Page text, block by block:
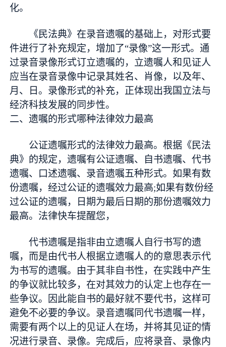
化。
《民法典》在录音遗嘱的基础上，对形式要
件进行了补充规定，增加了“录像”这一形式。通
过录音录像形式订立遗嘱的，立遗嘱人和见证人
应当在录音录像中记录其姓名、肖像，以及年、
月、日。录像形式的补充，正体现出我国立法与
经济科技发展的同步性。
二、遗嘱的形式哪种法律效力最高
公证遗嘱形式的法律效力最高。根据《民法
典》的规定，遗嘱有公证遗嘱、自书遗嘱、代书
遗嘱、口述遗嘱、录音遗嘱五种形式。如果有数
份遗嘱，经过公证的遗嘱效力最高;如果有数份经
过公证的遗嘱，日期为最后日期的那份遗嘱效力
最高。法律快车提醒您，
代书遗嘱是指非由立遗嘱人自行书写的遗
嘱，而是由代书人根据立遗嘱人的的意思表示代
为书写的遗嘱。由于其非自书性，在实践中产生
的争议就比较多，在对其效力的认定上也存在一
些争议。因此能自书的最好就不要代书，这样可
避免不必要的争议。录音遗嘱同代书遗嘱一样，
需要有两个以上的见证人在场，并将其见证的情
况进行录音、录像。完成后，应将录音、录像内